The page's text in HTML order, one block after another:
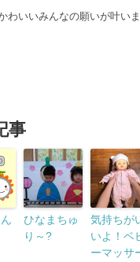
わいいみんなの願いが叶い
事
ひなまちゅ
り～?
気持ちが
いよ！ベ
ーマッサ